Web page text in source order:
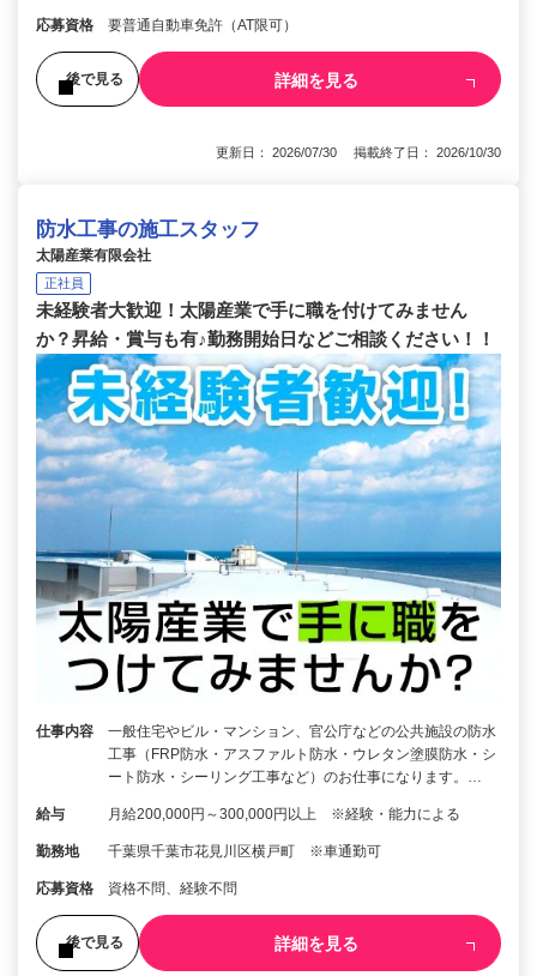
応募資格 要普通自動車免許（AT限可）
後で見る 詳細を見る
更新日： 2026/07/30 掲載終了日： 2026/10/30
防水工事の施工スタッフ
太陽産業有限会社
正社員
未経験者大歓迎！太陽産業で手に職を付けてみません
か？昇給・賞与も有♪勤務開始日などご相談ください！！
仕事内容
一般住宅やビル・マンション、官公庁などの公共施設の防水
工事（FRP防水・アスファルト防水・ウレタン塗膜防水・シ
ート防水・シーリング工事など）のお仕事になります。…
給与 月給200,000円～300,000円以上 ※経験・能力による
勤務地 千葉県千葉市花見川区横戸町 ※車通勤可
応募資格 資格不問、経験不問
後で見る 詳細を見る